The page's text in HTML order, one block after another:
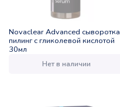
Novaclear Advanced сыворотка
пилинг с гликолевой кислотой
30мл
Нет в наличии